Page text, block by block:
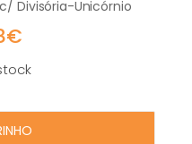
Divisória-Unicórnio